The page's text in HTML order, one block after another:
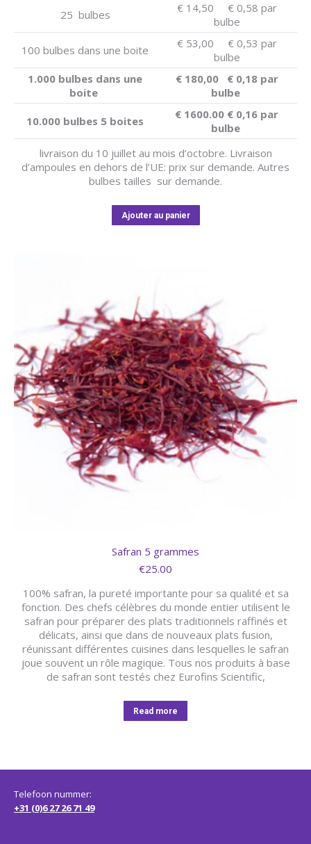
25 bulbes
€ 14,50 € 0,58 par
bulbe
100 bulbes dans une boite
€ 53,00 € 0,53 par
bulbe
1.000 bulbes dans une
boite
€ 180,00 € 0,18 par
bulbe
10.000 bulbes 5 boites
€ 1600.00 € 0,16 par
bulbe
livraison du 10 juillet au mois d’octobre. Livraison
d’ampoules en dehors de l’UE: prix sur demande. Autres
bulbes tailles sur demande.
Ajouter au panier
Safran 5 grammes
€25.00
100% safran, la pureté importante pour sa qualité et sa
fonction. Des chefs célèbres du monde entier utilisent le
safran pour préparer des plats traditionnels raffinés et
délicats, ainsi que dans de nouveaux plats fusion,
réunissant différentes cuisines dans lesquelles le safran
joue souvent un rôle magique. Tous nos produits à base
de safran sont testés chez Eurofins Scientific,
Read more
Telefoon nummer:
+31 (0)6 27 26 71 49